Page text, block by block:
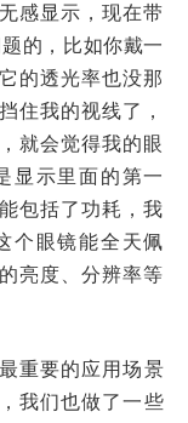
感显示，现在带
的，比如你戴一
的透光率也没那
住我的视线了，
就会觉得我的眼
显示里面的第一
包括了功耗，我
个眼镜能全天佩
亮度、分辨率等
重要的应用场景
我们也做了一些